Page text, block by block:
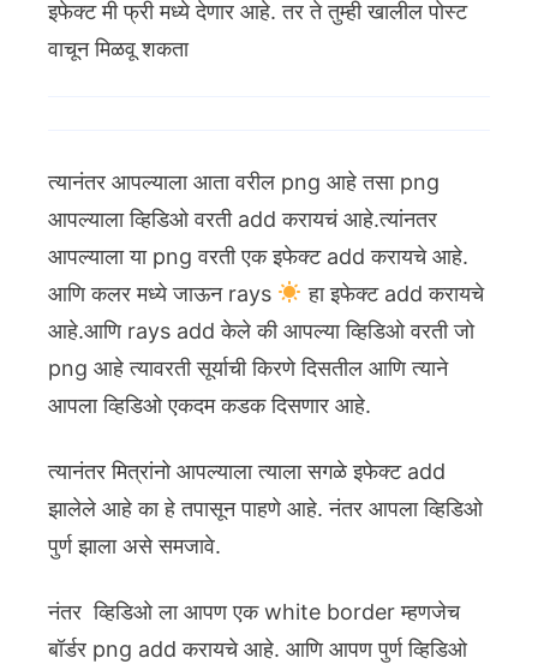
इफेक्ट मी फ्री मध्ये देणार आहे. तर ते तुम्ही खालील पोस्ट
वाचून मिळवू शकता
त्यानंतर आपल्याला आता वरील png आहे तसा png
आपल्याला व्हिडिओ वरती add करायचं आहे.त्यांनतर
आपल्याला या png वरती एक इफेक्ट add करायचे आहे.
आणि कलर मध्ये जाऊन rays
हा इफेक्ट add करायचे
आहे.आणि rays add केले की आपल्या व्हिडिओ वरती जो
png आहे त्यावरती सूर्याची किरणे दिसतील आणि त्याने
आपला व्हिडिओ एकदम कडक दिसणार आहे.
त्यानंतर मित्रांनो आपल्याला त्याला सगळे इफेक्ट add
झालेले आहे का हे तपासून पाहणे आहे. नंतर आपला व्हिडिओ
पुर्ण झाला असे समजावे.
नंतर व्हिडिओ ला आपण एक white border म्हणजेच
बॉर्डर png add करायचे आहे. आणि आपण पुर्ण व्हिडिओ